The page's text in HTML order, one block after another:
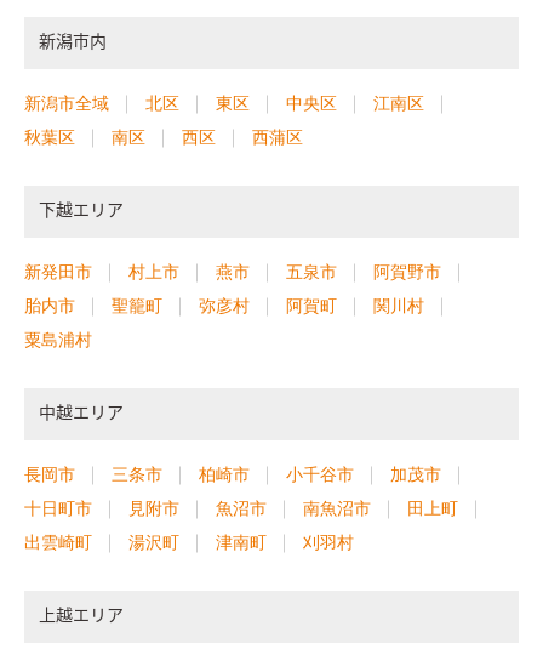
新潟市内
新潟市全域 北区 東区 中央区
江南区
秋葉区
南区 西区 西蒲区
下越エリア
新発田市 村上市 燕市 五泉市
阿賀野市
胎内市
聖籠町 弥彦村 阿賀町
関川村
粟島浦村
中越エリア
長岡市 三条市 柏崎市 小千谷市
加茂市
十日町市
見附市 魚沼市 南魚沼市
田上町
出雲崎町
湯沢町 津南町 刈羽村
上越エリア